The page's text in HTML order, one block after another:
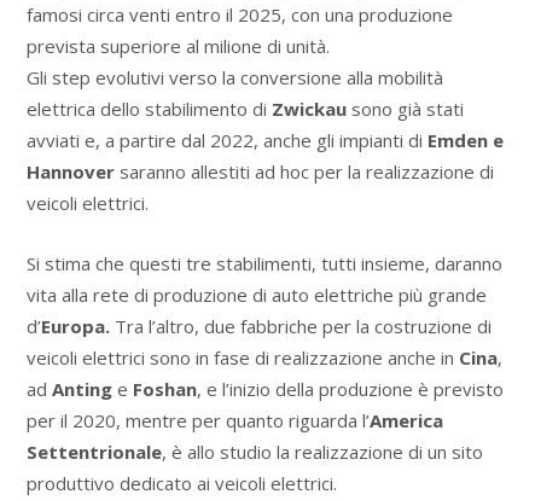
famosi circa venti entro il 2025, con una produzione
prevista superiore al milione di unità.
Gli step evolutivi verso la conversione alla mobilità
elettrica dello stabilimento di Zwickausono già stati
avviati e, a partire dal 2022, anche gli impianti di Emden e
Hannoversaranno allestiti ad hoc per la realizzazione di
veicoli elettrici.
Si stima che questi tre stabilimenti, tutti insieme, daranno
vita alla rete di produzione di auto elettriche più grande
d’Europa.Tra l’altro, due fabbriche per la costruzione di
veicoli elettrici sono in fase di realizzazione anche in Cina,
ad Antinge Foshan, e l’inizio della produzione è previsto
per il 2020, mentre per quanto riguarda l’America
Settentrionale, è allo studio la realizzazione di un sito
produttivo dedicato ai veicoli elettrici.